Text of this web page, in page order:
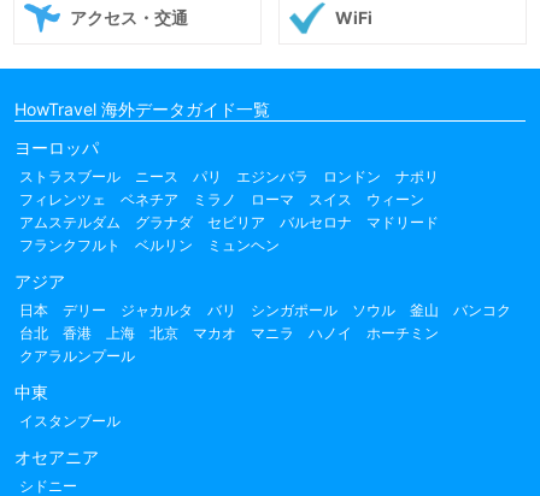
アクセス・交通 WiFi
HowTravel 海外データガイド一覧
ヨーロッパ
ストラスブール ニース パリ エジンバラ ロンドン
ナポリ
フィレンツェ
ベネチア ミラノ ローマ スイス
ウィーン
アムステルダム
グラナダ セビリア バルセロナ
マドリード
フランクフルト
ベルリン ミュンヘン
アジア
日本 デリー ジャカルタ バリ シンガポール ソウル 釜山
バンコク
台北
香港 上海 北京 マカオ マニラ ハノイ
ホーチミン
クアラルンプール
中東
イスタンブール
オセアニア
シドニー